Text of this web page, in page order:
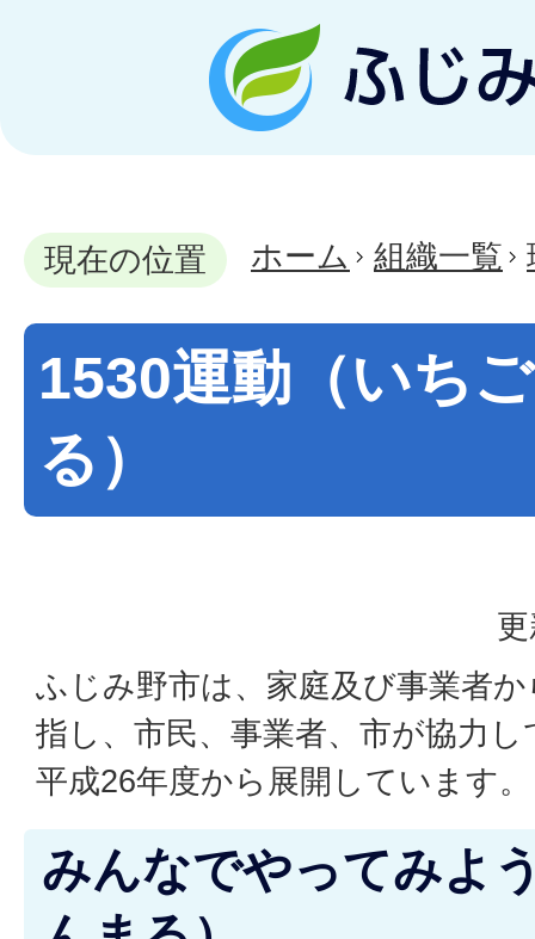
現在の位置 ホーム 組織一覧
1530運動（いち
る）
ふじみ野市は、家庭及び事業者
指し、市民、事業者、市が協力
平成26年度から展開しています。
みんなでやってみよ